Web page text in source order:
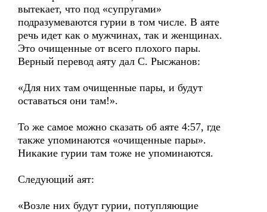
вытекает, что под «супругами»
подразумеваются гурии в том числе. В аяте
речь идет как о мужчинах, так и женщинах.
Это очищенные от всего плохого пары.
Верный перевод аяту дал С. Рысжанов:
«Для них там очищенные пары, и будут
оставаться они там!».
То же самое можно сказать об аяте 4:57, где
также упоминаются «очищенные пары».
Никакие гурии там тоже не упоминаются.
Следующий аят:
«Возле них будут гурии, потупляющие